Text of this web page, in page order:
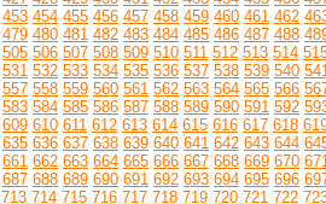
453 454 455 456 457 458 459 460 461 462
479 480 481 482 483 484 485 486 487 488
505 506 507 508 509 510 511 512 513 514
531 532 533 534 535 536 537 538 539 540
557 558 559 560 561 562 563 564 565 566
583 584 585 586 587 588 589 590 591 592
609 610 611 612 613 614 615 616 617 618
635 636 637 638 639 640 641 642 643 644
661 662 663 664 665 666 667 668 669 670
687 688 689 690 691 692 693 694 695 696
713 714 715 716 717 718 719 720 721 722